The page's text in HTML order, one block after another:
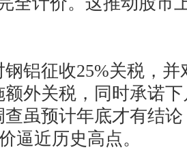
征收25%关税，并
外关税，同时承诺
虽预计年底才有结
逼近历史高点。